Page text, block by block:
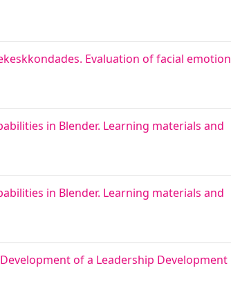
Evaluation of facial emotion
in Blender. Learning materials and
in Blender. Learning materials and
of a Leadership Development